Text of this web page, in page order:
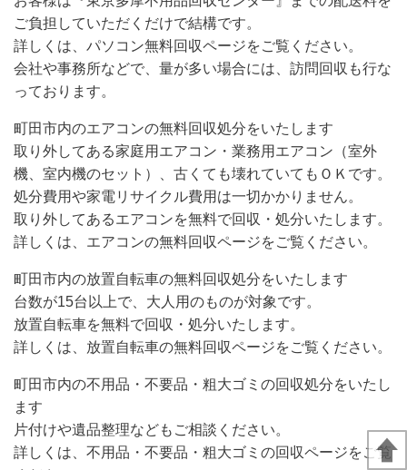
ご負担していただくだけで結構です。
詳しくは、パソコン無料回収ページをご覧ください。
会社や事務所などで、量が多い場合には、訪問回収も行な
っております。
町田市内のエアコンの無料回収処分をいたします
取り外してある家庭用エアコン・業務用エアコン（室外
機、室内機のセット）、古くても壊れていてもＯＫです。
処分費用や家電リサイクル費用は一切かかりません。
取り外してあるエアコンを無料で回収・処分いたします。
詳しくは、エアコンの無料回収ページをご覧ください。
町田市内の放置自転車の無料回収処分をいたします
台数が15台以上で、大人用のものが対象です。
放置自転車を無料で回収・処分いたします。
詳しくは、放置自転車の無料回収ページをご覧ください。
町田市内の不用品・不要品・粗大ゴミの回収処分をいたし
ます
片付けや遺品整理などもご相談ください。
詳しくは、不用品・不要品・粗大ゴミの回収ページをご覧